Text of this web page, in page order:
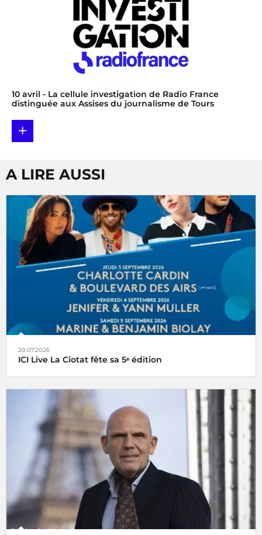
10 avril - La cellule investigation de Radio France
distinguée aux Assises du journalisme de Tours
+
A LIRE AUSSI
20.07.2026
ICI Live La Ciotat fête sa 5ᵉ édition